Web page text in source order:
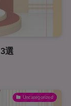
選
Uncategorized